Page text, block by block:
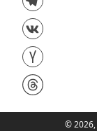
©2026,